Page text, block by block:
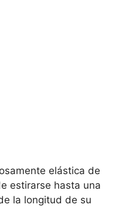
elástica de
estirarse hasta una
la longitud de su